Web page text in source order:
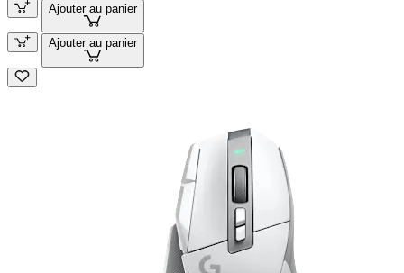
Ajouter au panier
Ajouter au panier